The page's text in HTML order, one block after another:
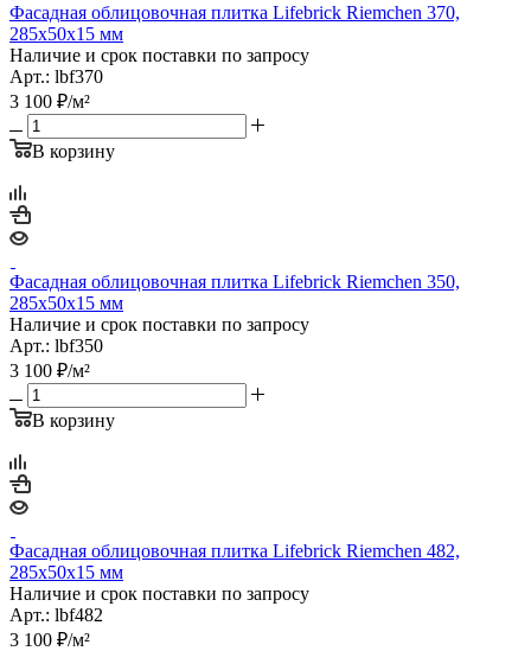
Фасадная облицовочная плитка Lifebrick Riemchen 370,
285х50х15 мм
Наличие и срок поставки по запросу
Арт.: lbf370
3 100 ₽/м²
В корзину
Фасадная облицовочная плитка Lifebrick Riemchen 350,
285х50х15 мм
Наличие и срок поставки по запросу
Арт.: lbf350
3 100 ₽/м²
В корзину
Фасадная облицовочная плитка Lifebrick Riemchen 482,
285х50х15 мм
Наличие и срок поставки по запросу
Арт.: lbf482
3 100 ₽/м²